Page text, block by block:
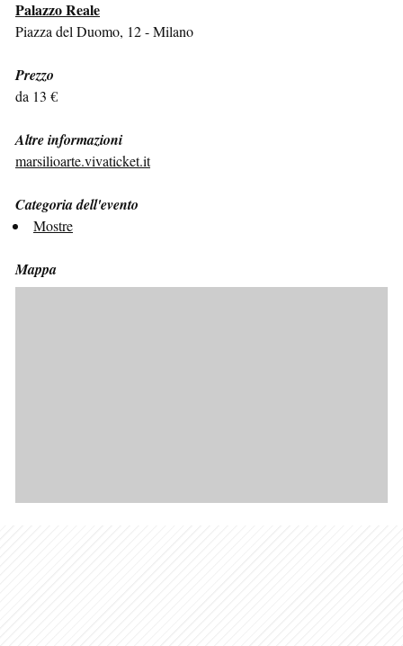
Palazzo Reale
Piazza del Duomo, 12 - Milano
Prezzo
da 13 €
Altre informazioni
marsilioarte.vivaticket.it
Categoria dell'evento
Mostre
Mappa